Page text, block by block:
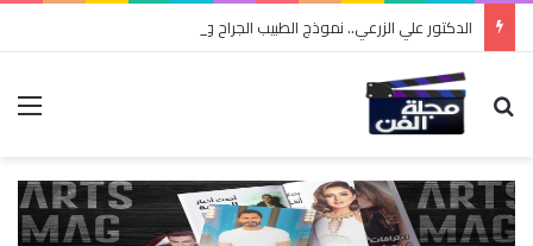
الدكتور علي الزرعي.. نموذج الطبيب الجراح والمعلم وصانع التوعية
بحث عن